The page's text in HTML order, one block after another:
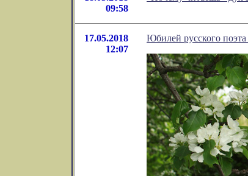
09:58
17.05.2018
12:07
Юбилей русского